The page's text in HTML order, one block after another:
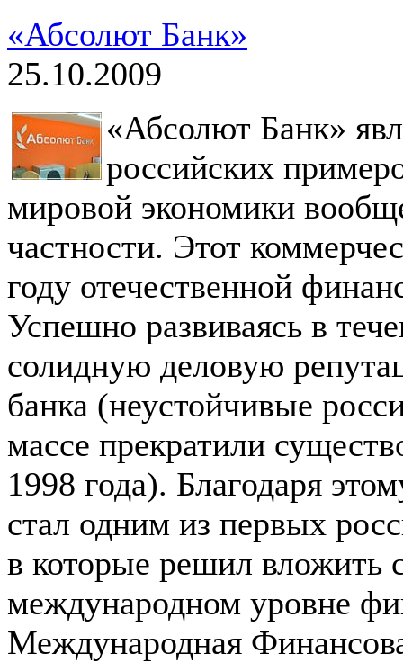
«Абсолют Банк»
25.10.2009
«Абсолют Банк»
российских
мировой экономики
частности. Этот
году отечественной
Успешно развиваясь в
солидную деловую
банка (неустойчивые
массе прекратили
1998 года). Благодаря
стал одним из первых
в которые решил вложить
международном уровне
Международная